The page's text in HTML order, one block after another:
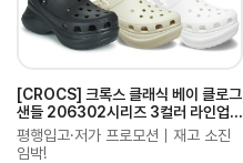
[CROCS] 크록스 클래식 베이 클로그
샌들 206302시리즈 3컬러 라인업/
블랙/본베이지/화이트
평행입고·저가 프로모션｜재고 소진
임박!